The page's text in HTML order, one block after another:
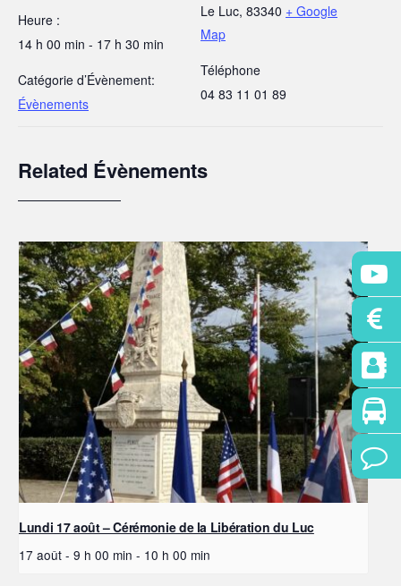
Heure :
14 h 00 min - 17 h 30 min
Catégorie d’Évènement:
Évènements
Le Luc, 83340 + Google
Map
Téléphone
04 83 11 01 89
Related Évènements
Lundi 17 août – Cérémonie de la Libération du Luc
17 août - 9 h 00 min - 10 h 00 min